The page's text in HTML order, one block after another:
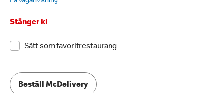
Stänger kl
Sätt som favoritrestaurang
Beställ McDelivery